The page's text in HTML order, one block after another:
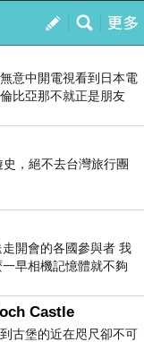
我的
訂閱
意中開電視看到日本電
比亞那不就正是朋友
，絕不去台灣旅行團
開會的各國參與者 我
早相機記憶體就不夠
Castle
古堡的近在咫尺卻不可